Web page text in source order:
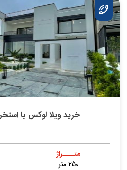
خرید ویلا لوکس با
متــــراژ
250 متر